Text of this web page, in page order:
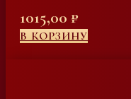
1015,00 ₽
В КОРЗИНУ